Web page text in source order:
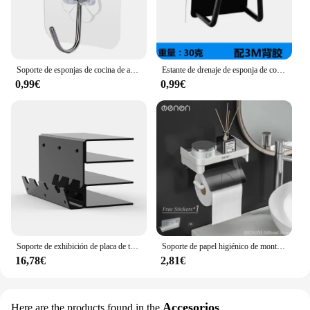
Soporte de esponjas de cocina de acero inoxidable, estante de secado de drenaje, soporte de almacenamiento autoadhesivo, organizador de ganchos de pared, 1/5 Uds.
0,99€
Estante de drenaje de esponja de cocina, tapa de olla de acero inoxidable, estante de almacenamiento de tabla de cortar, soporte de estante de almacenamiento multifuncional, herramientas de cocina
0,99€
Soporte de exhibición de placa de teclado acrílico, almacenamiento de Teclado mecánico de 3 niveles, ergonómico, transparente, estante de almacenamiento de ratón
16,78€
Soporte de papel higiénico de montaje en pared, estante de almacenamiento de papel en rollo impermeable de plástico, estantes organizadores de pañuelos para el baño
2,81€